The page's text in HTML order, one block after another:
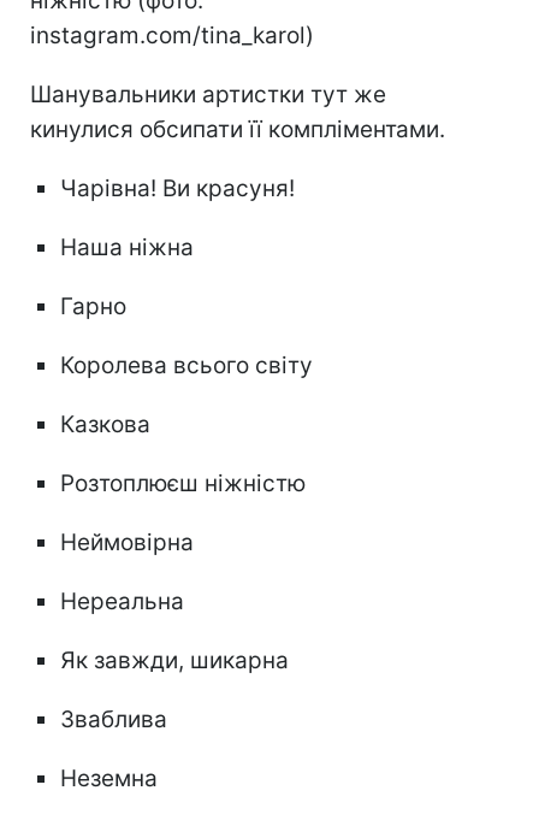
instagram.com/tina_karol)
Шанувальники артистки тут же
кинулися обсипати її компліментами.
Чарівна! Ви красуня!
Наша ніжна
Гарно
Королева всього світу
Казкова
Розтоплюєш ніжністю
Неймовірна
Нереальна
Як завжди, шикарна
Зваблива
Неземна